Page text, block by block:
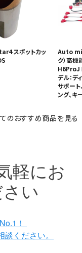
スポットカッ
Auto
ク）高
デル：デ
サポート
ング、キ
のおすすめ商品を見る